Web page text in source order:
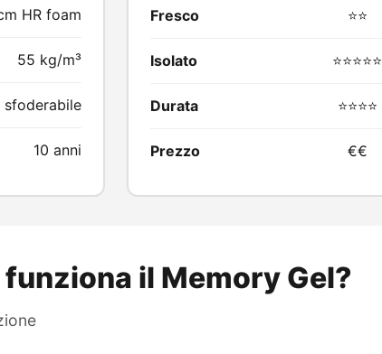
HR foam
55 kg/m³
sfoderabile
10 anni
Fresco ⭐⭐
Isolato ⭐⭐⭐⭐⭐
Durata ⭐⭐⭐⭐
Prezzo €€
funziona il Memory Gel?